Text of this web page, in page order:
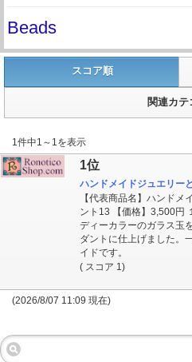
スコア順
関連カテ
1件中1～1を表示
1位
ハンドメイドジュエリー
【代表商品名】ハンド
ント13 【価格】3,500円
ディーカラーのガラス玉
ダントに仕上げました。
イドです。
( スコア 1)
(2026/8/07 11:09 現在)